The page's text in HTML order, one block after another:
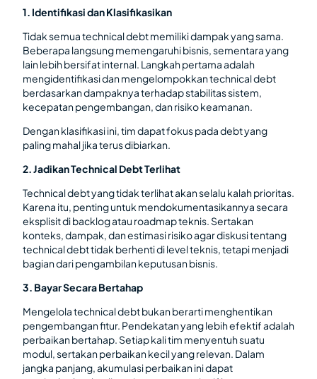
1. Identifikasi dan Klasifikasikan
Tidak semua technical debt memiliki dampak yang sama.
Beberapa langsung memengaruhi bisnis, sementara yang
lain lebih bersifat internal. Langkah pertama adalah
mengidentifikasi dan mengelompokkan technical debt
berdasarkan dampaknya terhadap stabilitas sistem,
kecepatan pengembangan, dan risiko keamanan.
Dengan klasifikasi ini, tim dapat fokus pada debt yang
paling mahal jika terus dibiarkan.
2. Jadikan Technical Debt Terlihat
Technical debt yang tidak terlihat akan selalu kalah prioritas.
Karena itu, penting untuk mendokumentasikannya secara
eksplisit di backlog atau roadmap teknis. Sertakan
konteks, dampak, dan estimasi risiko agar diskusi tentang
technical debt tidak berhenti di level teknis, tetapi menjadi
bagian dari pengambilan keputusan bisnis.
3. Bayar Secara Bertahap
Mengelola technical debt bukan berarti menghentikan
pengembangan fitur. Pendekatan yang lebih efektif adalah
perbaikan bertahap. Setiap kali tim menyentuh suatu
modul, sertakan perbaikan kecil yang relevan. Dalam
jangka panjang, akumulasi perbaikan ini dapat